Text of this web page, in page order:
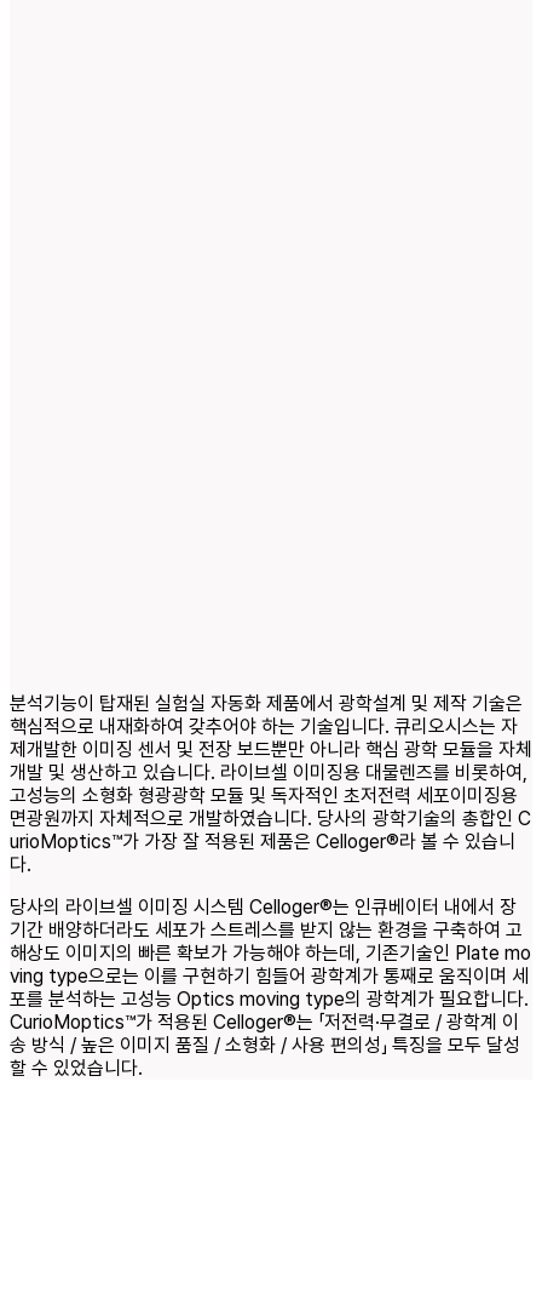
분석기능이 탑재된 실험실 자동화 제품에서 광학설계 및 제작 기술은
핵심적으로 내재화하여 갖추어야 하는 기술입니다. 큐리오시스는 자
제개발한 이미징 센서 및 전장 보드뿐만 아니라 핵심 광학 모듈을 자체
개발 및 생산하고 있습니다. 라이브셀 이미징용 대물렌즈를 비롯하여,
고성능의 소형화 형광광학 모듈 및 독자적인 초저전력 세포이미징용
면광원까지 자체적으로 개발하였습니다. 당사의 광학기술의 총합인 C
urioMoptics™가 가장 잘 적용된 제품은 Celloger®라 볼 수 있습니
다.
당사의 라이브셀 이미징 시스템 Celloger®는 인큐베이터 내에서 장
기간 배양하더라도 세포가 스트레스를 받지 않는 환경을 구축하여 고
해상도 이미지의 빠른 확보가 가능해야 하는데, 기존기술인 Plate mo
ving type으로는 이를 구현하기 힘들어 광학계가 통째로 움직이며 세
포를 분석하는 고성능 Optics moving type의 광학계가 필요합니다.
CurioMoptics™가 적용된 Celloger®는 「저전력·무결로 / 광학계 이
송 방식 / 높은 이미지 품질 / 소형화 / 사용 편의성」 특징을 모두 달성
할 수 있었습니다.